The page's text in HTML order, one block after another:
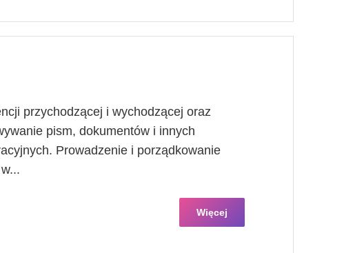
przychodzącej i wychodzącej oraz
pism, dokumentów i innych
Prowadzenie i porządkowanie
Więcej